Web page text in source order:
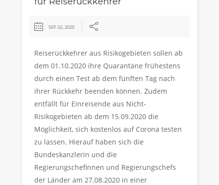
SEP. 02, 2020
Reiserückkehrer aus Risikogebieten sollen ab
dem 01.10.2020 ihre Quarantäne frühestens
durch einen Test ab dem fünften Tag nach
ihrer Rückkehr beenden können. Zudem
entfällt für Einreisende aus Nicht-
Risikogebieten ab dem 15.09.2020 die
Möglichkeit, sich kostenlos auf Corona testen
zu lassen. Hierauf haben sich die
Bundeskanzlerin und die
Regierungschefinnen und Regierungschefs
der Länder am 27.08.2020 in einer